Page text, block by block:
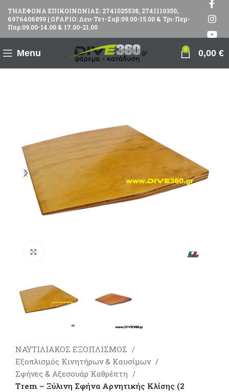
ΤΗΛΕΦΩΝΑ ΕΠΙΚΟΙΝΩΝΙΑΣ: 2741025538, 2741110350,
6976406899 | ΩΡΑΡΙΟ: Δευ-Τετ-Σαβ:09.00-15.00 & Τρι-Πεμ-
Παρ:09.00-14.00 & 17.00-21.00
Menu 0 0,00 €
ΝΑΥΤΙΛΙΑΚΟΣ ΕΞΟΠΛΙΣΜΟΣ
Εξοπλισμός Κινητήρων & Καυσίμων
Σφήνες & Αξεσουάρ Καθρέπτη
Trem – Ξύλινη Σφήνα Αρνητικής Κλίσης (2